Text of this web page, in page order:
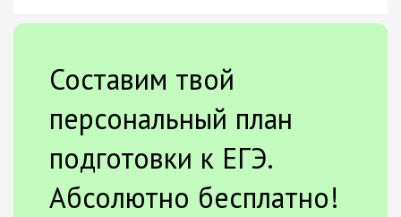
Составим твой
персональный план
подготовки к ЕГЭ.
Абсолютно бесплатно!